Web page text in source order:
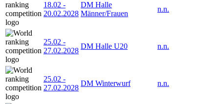
18.02 -
20.02.2028
DM Halle
Männer/Frauen
n.n.
25.02 -
27.02.2028
DM Halle U20 n.n.
25.02 -
27.02.2028
DM Winterwurf n.n.